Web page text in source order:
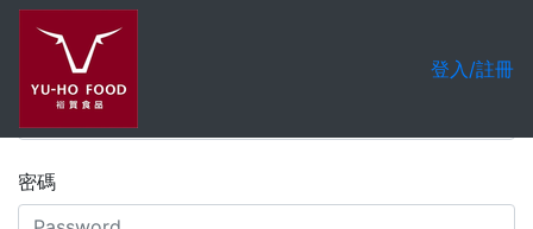
登入/註冊
會員登入
密碼